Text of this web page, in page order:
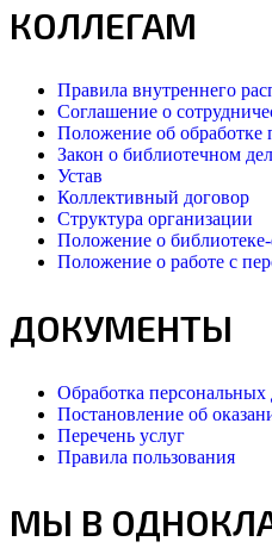
КОЛЛЕГАМ
Правила внутреннего
Соглашение о
Положение об обработке
Закон о библиотечном
Устав
Коллективный договор
Структура организации
Положение о
Положение о работе с
ДОКУМЕНТЫ
Обработка персональных
Постановление об
Перечень услуг
Правила пользования
МЫ В